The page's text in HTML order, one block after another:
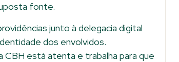
fonte.
junto à delegacia digital
dos envolvidos.
está atenta e trabalha para que